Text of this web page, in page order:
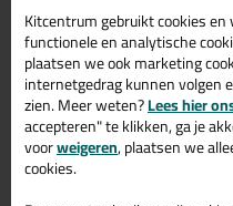
Ottoseal S125 310ml in de
gebruiken voor verschillende
veelzijdige kit welke
bijpassende kleur zoekt met
Bestel de Ottoseal S125
C9208 vandaag nog! Op
morgen in huis.
Wil je meer weten over de
Kitcentrum gebruikt cookies
functionele en analytische
plaatsen we ook marketing
internetgedrag kunnen volgen
zien. Meer weten?Lees hier
accepteren" te klikken, ga je
voorweigeren, plaatsen we
cookies.